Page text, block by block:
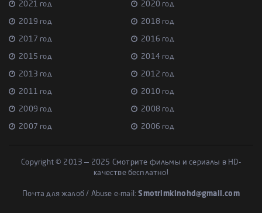
2021 год 2020 год
2019 год 2018 год
2017 год 2016 год
2015 год 2014 год
2013 год 2012 год
2011 год 2010 год
2009 год 2008 год
2007 год 2006 год
Copyright © 2013 — 2025 Смотрите фильмы и сериалы в HD-
качестве бесплатно!
Почта для жалоб / Abuse e-mail:Smotrimkinohd@gmail.com